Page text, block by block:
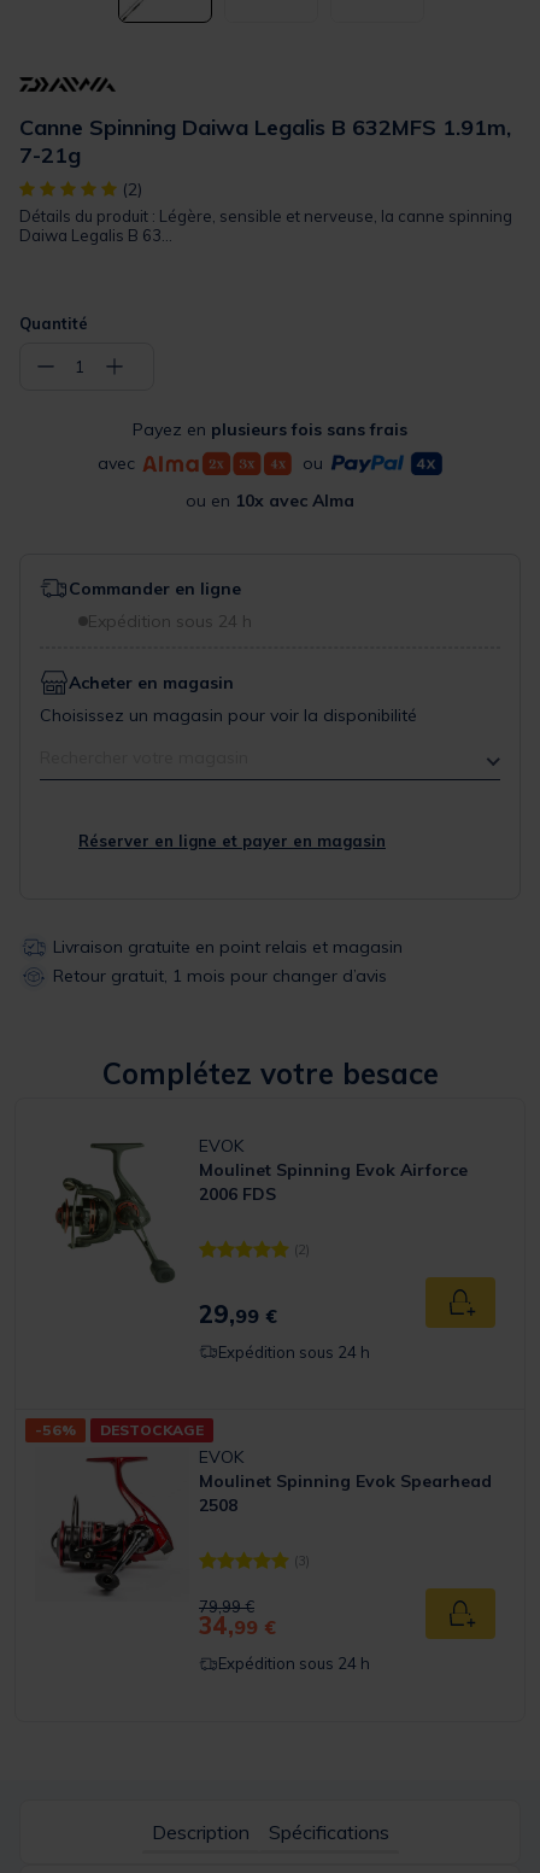
Canne Spinning Daiwa Legalis B 632MFS 1.91m,
7-21g
[object Object] out of 5 Customer Rating
(2)
Détails du produit : Légère, sensible et nerveuse, la canne spinning
Daiwa Legalis B 63...
Quantité
− 1 +
Payez en plusieurs fois sans frais
avec
ou
ou en 10x avec Alma
Commander en ligne
Expédition sous 24 h
Acheter en magasin
Choisissez un magasin pour voir la disponibilité
Réserver en ligne et payer en magasin
Livraison gratuite en point relais et magasin
Retour gratuit, 1 mois pour changer d’avis
Complétez votre besace
EVOK
Moulinet Spinning Evok Airforce
2006 FDS
[object Object] out of 5 Customer Rating
(2)
29,99 € Ajouter
Expédition sous 24 h
-56% DESTOCKAGE
EVOK
Moulinet Spinning Evok Spearhead
2508
[object Object] out of 5 Customer Rating
(3)
Price reduced from
79,99 €to
34,99 € Ajouter
Expédition sous 24 h
Description Spécifications